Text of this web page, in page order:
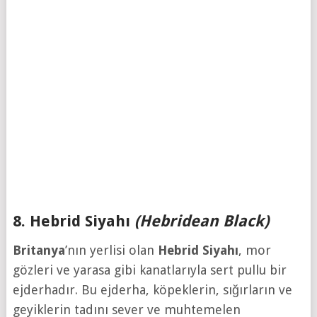
8. Hebrid Siyahı (Hebridean Black)
Britanya’nın yerlisi olan Hebrid Siyahı, mor
gözleri ve yarasa gibi kanatlarıyla sert pullu bir
ejderhadır. Bu ejderha, köpeklerin, sığırların ve
geyiklerin tadını sever ve muhtemelen